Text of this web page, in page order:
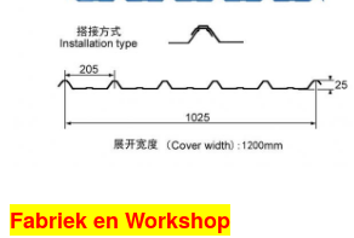
Fabriek en Workshop